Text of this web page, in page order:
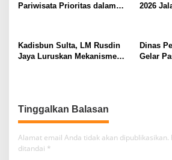
Pariwisata Prioritas dalam
2026
Kadisbun Sulta, LM Rusdin
Jaya Luruskan Mekanisme
Dinas
Gelar
Tinggalkan Balasan
Alamat email Anda tidak akan dipublikasikan.
ditandai *